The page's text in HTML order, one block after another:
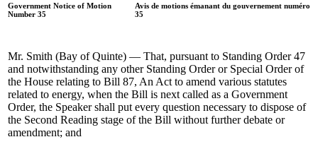
Government Notice of Motion
Number 35
Avis de motions émanant du gouvernement numéro
35
Mr. Smith (Bay of Quinte) — That, pursuant to Standing Order 47
and notwithstanding any other Standing Order or Special Order of
the House relating to Bill 87, An Act to amend various statutes
related to energy, when the Bill is next called as a Government
Order, the Speaker shall put every question necessary to dispose of
the Second Reading stage of the Bill without further debate or
amendment; and